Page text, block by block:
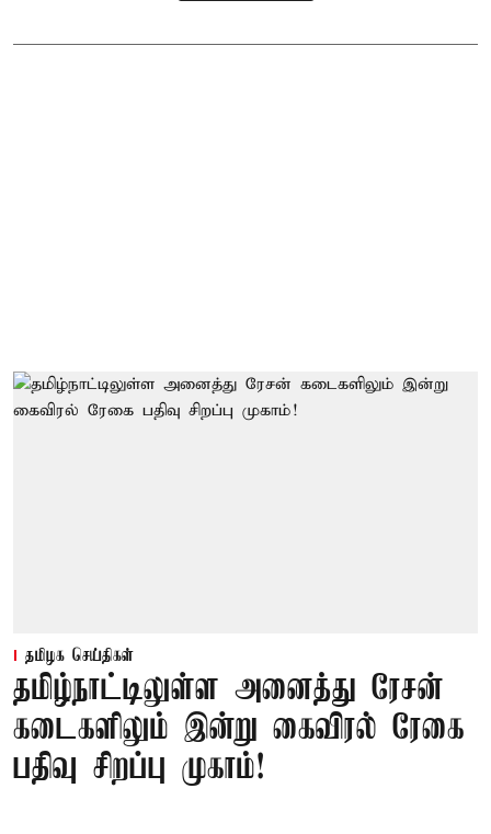
தமிழக செய்திகள்
தமிழ்நாட்டிலுள்ள அனைத்து ரேசன்
கடைகளிலும் இன்று கைவிரல் ரேகை
பதிவு சிறப்பு முகாம்!